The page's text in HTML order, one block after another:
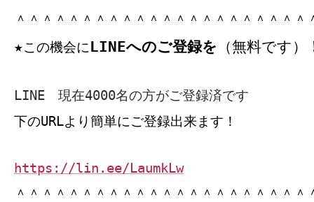
＾＾＾＾＾＾＾＾＾＾＾＾＾＾＾＾＾＾＾＾＾
★この機会にLINEへのご登録を （無料です）
LINE 現在4000名の方がご登録済です
下のURLより簡単にご登録出来ます！
https://lin.ee/LaumkLw
＾＾＾＾＾＾＾＾＾＾＾＾＾＾＾＾＾＾＾＾＾